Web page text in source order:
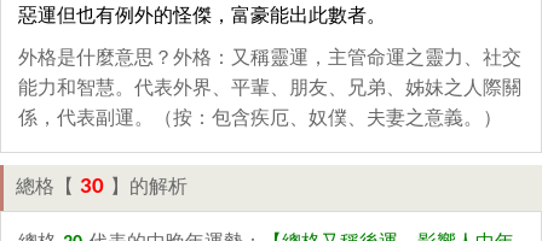
惡運但也有例外的怪傑，富豪能出此數者。
外格是什麼意思？外格：又稱靈運，主管命運之靈力、社交
能力和智慧。代表外界、平輩、朋友、兄弟、姊妹之人際關
係，代表副運。（按：包含疾厄、奴僕、夫妻之意義。）
總格【 30 】的解析